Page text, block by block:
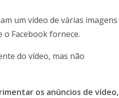
um vídeo de várias imagens
o Facebook fornece.
do vídeo, mas não
os anúncios de vídeo,